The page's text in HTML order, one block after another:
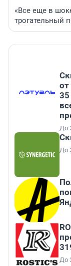
«Все еще в
трогательный
от
До
До
До